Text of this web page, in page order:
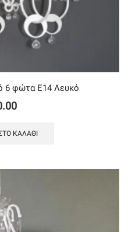
6 φώτα Ε14 Λευκό
ΚΑΛΆΘΙ